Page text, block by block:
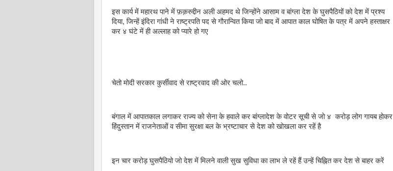
इस कार्य में महारथ पाने में फ़क़रुद्दीन अली अहमद थे जिन्होंने आसाम व बांग्ला देश के घुसपैठियों को देश में प्रश्य
दिया, जिन्हें इंदिरा गांधी ने राष्ट्रपति पद से गौरान्वित किया जो बाद में आपात काल घोषित के पत्र में अपने हस्ताक्षर
कर ४ घंटे में ही अल्लाह को प्यारे हो गए
चेतो मोदी सरकार कुर्सीवाद से राष्ट्रवाद की ओर चलो..
बंगाल में आपातकाल लगाकर राज्य को सेना के हवाले कर बांग्लादेश के वोटर सूची से जो ४ करोड़ लोग गायब होकर
हिंदुस्तान में राजनेताओं व सीमा सुरक्षा बल के भ्रष्टाचार से देश को खोखला कर रहें है
इन चार करोड़ घुसपैठियो जो देश में मिलने वाली सुख सुविधा का लाभ ले रहें हैं उन्हें चिह्नित कर देश से बाहर करें